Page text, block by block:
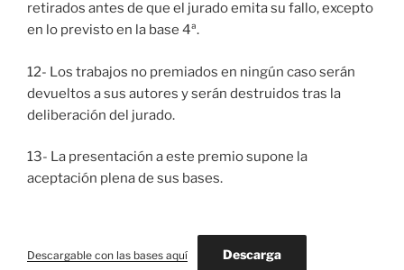
retirados antes de que el jurado emita su fallo, excepto
en lo previsto en la base 4ª.
12- Los trabajos no premiados en ningún caso serán
devueltos a sus autores y serán destruidos tras la
deliberación del jurado.
13- La presentación a este premio supone la
aceptación plena de sus bases.
Descargable con las bases aquí Descarga